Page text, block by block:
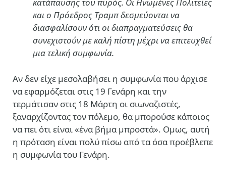
και ο Πρόεδρος Τραμπ δεσμεύονται να
διασφαλίσουν ότι οι διαπραγματεύσεις θα
συνεχιστούν με καλή πίστη μέχρι να επιτευχθεί
μια τελική συμφωνία.
Αν δεν είχε μεσολαβήσει η συμφωνία που άρχισε
να εφαρμόζεται στις 19 Γενάρη και την
τερμάτισαν στις 18 Μάρτη οι σιωναζιστές,
ξαναρχίζοντας τον πόλεμο, θα μπορούσε κάποιος
να πει ότι είναι «ένα βήμα μπροστά». Ομως, αυτή
η πρόταση είναι πολύ πίσω από τα όσα προέβλεπε
η συμφωνία του Γενάρη.